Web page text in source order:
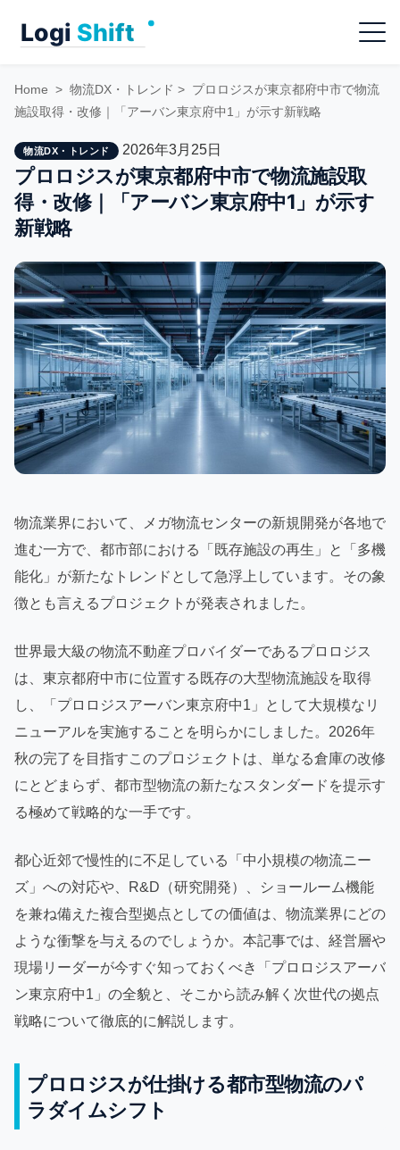
Menu
Home > 物流DX・トレンド > プロロジスが東京都府中市で物流
施設取得・改修｜「アーバン東京府中1」が示す新戦略
物流DX・トレンド 2026年3月25日
プロロジスが東京都府中市で物流施設取
得・改修｜「アーバン東京府中1」が示す
新戦略
物流業界において、メガ物流センターの新規開発が各地で
進む一方で、都市部における「既存施設の再生」と「多機
能化」が新たなトレンドとして急浮上しています。その象
徴とも言えるプロジェクトが発表されました。
世界最大級の物流不動産プロバイダーであるプロロジス
は、東京都府中市に位置する既存の大型物流施設を取得
し、「プロロジスアーバン東京府中1」として大規模なリ
ニューアルを実施することを明らかにしました。2026年
秋の完了を目指すこのプロジェクトは、単なる倉庫の改修
にとどまらず、都市型物流の新たなスタンダードを提示す
る極めて戦略的な一手です。
都心近郊で慢性的に不足している「中小規模の物流ニー
ズ」への対応や、R&D（研究開発）、ショールーム機能
を兼ね備えた複合型拠点としての価値は、物流業界にどの
ような衝撃を与えるのでしょうか。本記事では、経営層や
現場リーダーが今すぐ知っておくべき「プロロジスアーバ
ン東京府中1」の全貌と、そこから読み解く次世代の拠点
戦略について徹底的に解説します。
プロロジスが仕掛ける都市型物流のパ
ラダイムシフト